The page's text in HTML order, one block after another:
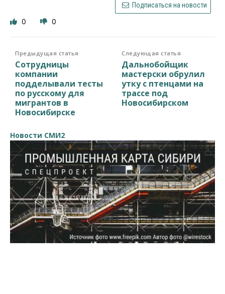
Подписаться на новости
0 0
Предыдущая статья
Сотрудницы
компании
подделывали тесты
по русскому для
мигрантов в
Новосибирске
Следующая статья
Дальнобойщик
мастерски обрулил
утку с птенцами на
трассе под
Новосибирском
Новости СМИ2